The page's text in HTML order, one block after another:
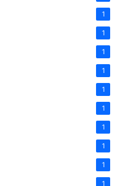
1
1
1
1
1
1
1
1
1
1